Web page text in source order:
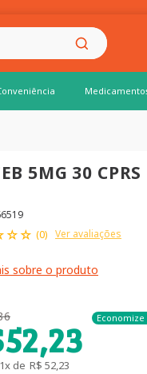
5MG 30 CPRS
☆☆ (0) Ver avaliações
sobre o produto
Economize
52,23
1x de R$ 52,23